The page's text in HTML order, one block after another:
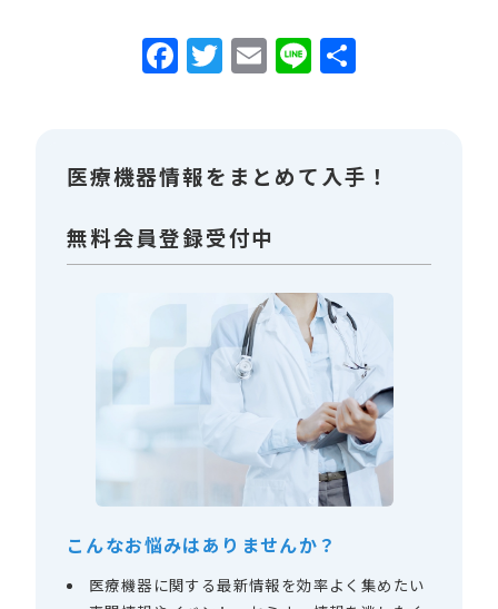
Facebook
Twitter
Email
Line
医療機器情報をまとめて入手！
無料会員登録受付中
こんなお悩みはありませんか？
医療機器に関する最新情報を効率よく集めたい